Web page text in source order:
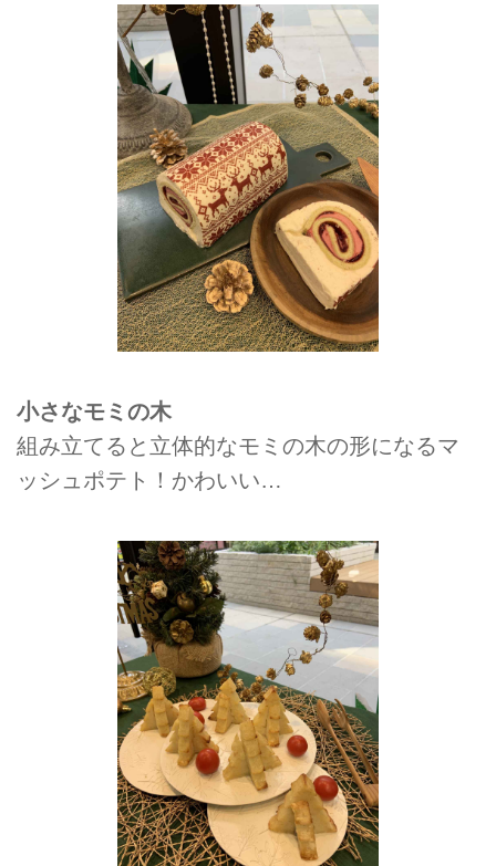
小さなモミの木
組み立てると立体的なモミの木の形になるマ
ッシュポテト！かわいい…